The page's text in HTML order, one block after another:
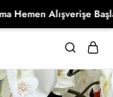
Alışverişe Başla!